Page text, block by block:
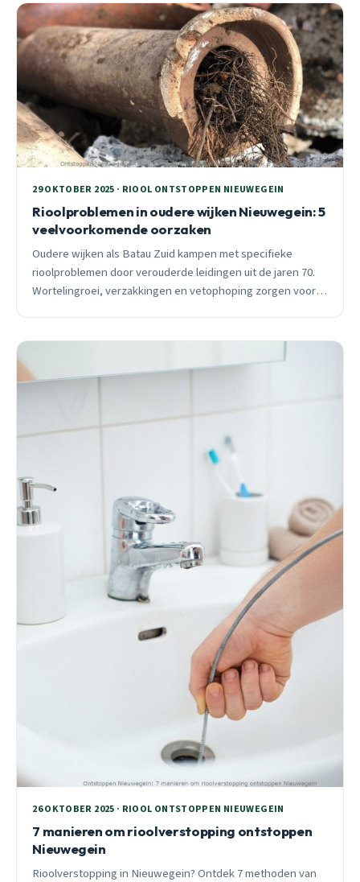
29 OKTOBER 2025 · RIOOL ONTSTOPPEN NIEUWEGEIN
Rioolproblemen in oudere wijken Nieuwegein: 5
veelvoorkomende oorzaken
Oudere wijken als Batau Zuid kampen met specifieke
rioolproblemen door verouderde leidingen uit de jaren 70.
Wortelingroei, verzakkingen en vetophoping zorgen voor
26 OKTOBER 2025 · RIOOL ONTSTOPPEN NIEUWEGEIN
7 manieren om rioolverstopping ontstoppen
Nieuwegein
Rioolverstopping in Nieuwegein? Ontdek 7 methoden van